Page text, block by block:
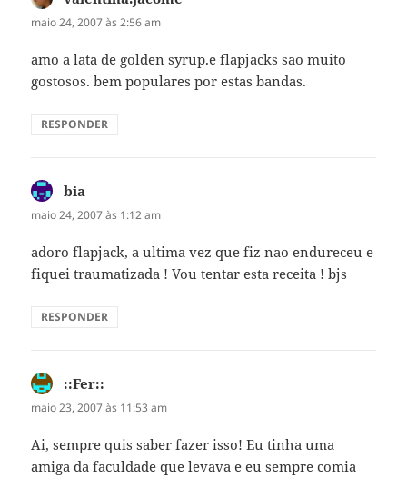
maio 24, 2007 às 2:56 am
amo a lata de golden syrup.e flapjacks sao muito
gostosos. bem populares por estas bandas.
RESPONDER
bia
maio 24, 2007 às 1:12 am
adoro flapjack, a ultima vez que fiz nao endureceu e
fiquei traumatizada ! Vou tentar esta receita ! bjs
RESPONDER
::Fer::
maio 23, 2007 às 11:53 am
Ai, sempre quis saber fazer isso! Eu tinha uma
amiga da faculdade que levava e eu sempre comia